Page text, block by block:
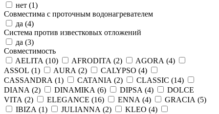
нет (1)
Совместима с проточным водонагревателем
да (4)
Система против известковых отложений
да (3)
Совместимость
AELITA (10) AFRODITA (2) AGORA (4)
ASSOL (1) AURA (2) CALYPSO (4)
CASSANDRA (1) CATANIA (2) CLASSIC (14)
DIANA (2) DINAMIKA (6) DIPSA (4)
DOLCE
VITA (2) ELEGANCE (16) ENNA (4) GRACIA (5)
IBIZA (1) JULIANNA (2) KLEO (4)